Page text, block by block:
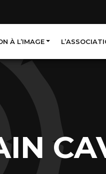
À L’IMAGE